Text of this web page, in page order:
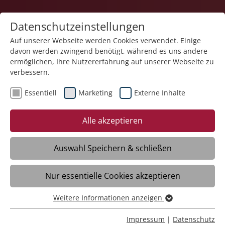
16.10.2025
Abschied in den Ruhestand
Meckenbeuren/Liebenau – Elmar Popp,
zwölf Jahre Gärtnermeister im
Zierpflanzenbau der Liebenauer
Arbeitswelten, geht zum 1. September in
Rente. Besonders freut er sich darauf,
einfach mal Dinge zu tun, für die vorher
Datenschutzeinstellungen
Auf unserer Webseite werden Cookies verwendet. Einige
davon werden zwingend benötigt, während es uns andere
ermöglichen, Ihre Nutzererfahrung auf unserer Webseite zu
verbessern.
Essentiell Marketing Externe Inhalte
Alle akzeptieren
Auswahl Speichern & schließen
Nur essentielle Cookies akzeptieren
Essentiell
Essentielle Cookies werden für grundlegende Funktionen
Weitere Informationen anzeigen
Impressum | Datenschutz